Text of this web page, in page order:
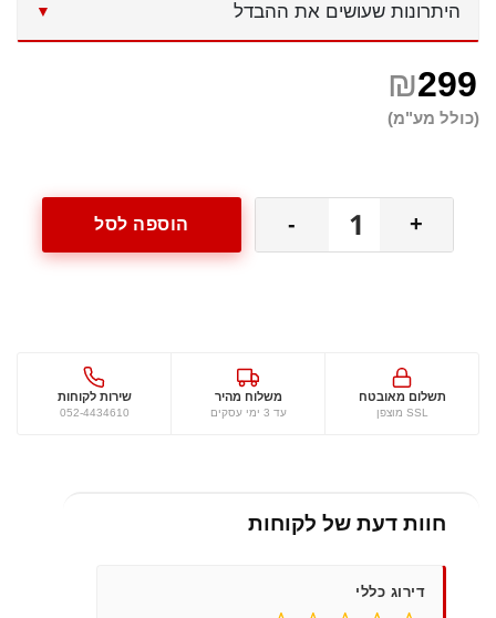
נייד
היתרונות שעושים את ההבדל ▼
₪299
(כולל מע"מ)
+
כמות
- הוספה לסל
תשלום מאובטח
SSL מוצפן
משלוח מהיר
עד 3 ימי עסקים
שירות לקוחות
052-4434610
חוות דעת של לקוחות
דירוג כללי